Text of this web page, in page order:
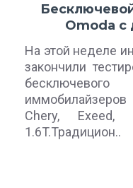
Omoda с
На этой неделе
закончили
Chery, Exeed,
1.6T.Традицион..